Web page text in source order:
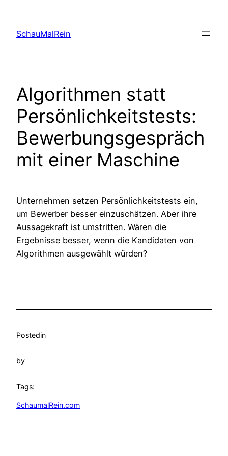
content
SchauMalRein
Algorithmen statt
Persönlichkeitstests:
Bewerbungsgespräch
mit einer Maschine
Unternehmen setzen Persönlichkeitstests ein,
um Bewerber besser einzuschätzen. Aber ihre
Aussagekraft ist umstritten. Wären die
Ergebnisse besser, wenn die Kandidaten von
Algorithmen ausgewählt würden?
Postedin
by
Tags:
SchaumalRein.com